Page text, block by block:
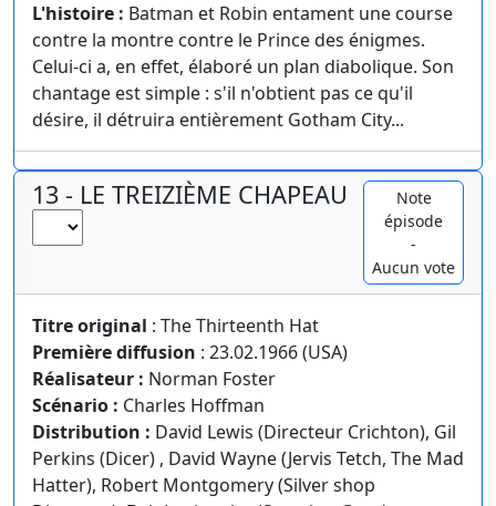
L'histoire : Batman et Robin entament une course
contre la montre contre le Prince des énigmes.
Celui-ci a, en effet, élaboré un plan diabolique. Son
chantage est simple : s'il n'obtient pas ce qu'il
désire, il détruira entièrement Gotham City...
13 - LE TREIZIÈME CHAPEAU
Note
épisode
-
Aucun vote
Titre original : The Thirteenth Hat
Première diffusion : 23.02.1966 (USA)
Réalisateur : Norman Foster
Scénario : Charles Hoffman
Distribution : David Lewis (Directeur Crichton), Gil
Perkins (Dicer) , David Wayne (Jervis Tetch, The Mad
Hatter), Robert Montgomery (Silver shop